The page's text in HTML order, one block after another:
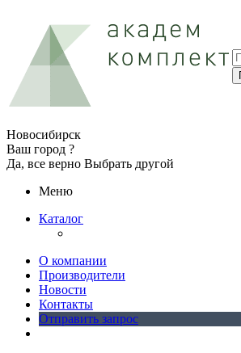
Новосибирск
Ваш город ?
Да, все верно Выбрать другой
Меню
Каталог
О компании
Производители
Новости
Контакты
Отправить запрос